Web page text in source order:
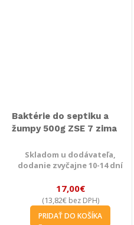
Baktérie do septiku a
žumpy 500g ZSE 7 zima
Skladom u dodávateľa,
dodanie zvyčajne 10-14 dní
17,00€
(13,82€bez DPH)
PRIDAŤ DO KOŠÍKA